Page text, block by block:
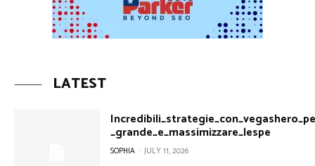
LATEST
_grande_e_massimizzare_lespe
SOPHIA - JULY 11, 2026